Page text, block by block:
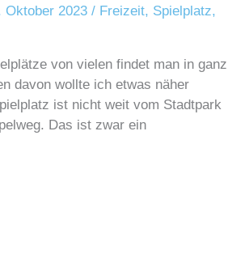
Oktober 2023/ Freizeit, Spielplatz,
von vielen findet man in ganz
davon wollte ich etwas näher
ist nicht weit vom Stadtpark
Das ist zwar ein